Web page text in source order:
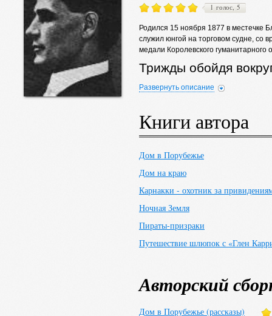
1 голос, 5
Родился 15 ноября 1877 в местечке
служил юнгой на торговом судне, со
медали Королевского гуманитарного
Трижды обойдя
море, и списался на
литературному
появился его первый
последовали
лучший) рассказ
первый роман
Широкую
(1908), «Пираты-
первой мировой
1958 г. Альфред
Развернуть описание
Книги автора
Дом в Порубежье
Дом на краю
Карнакки - охотник за
Ночная Земля
Пираты-призраки
Путешествие шлюпок с «Глен
Авторский
Дом в Порубежье (рассказы)